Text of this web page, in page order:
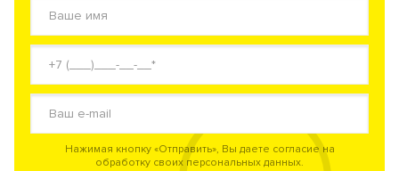
Нажимая кнопку «Отправить», Вы даете согласие на
обработку своих персональных данных.